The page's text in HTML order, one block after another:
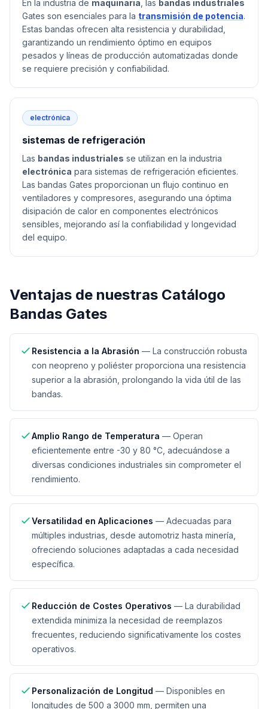
En la industria de maquinaria , las bandas industriales
Gates son esenciales para la transmisión de potencia.
Estas bandas ofrecen alta resistencia y durabilidad,
garantizando un rendimiento óptimo en equipos
pesados y líneas de producción automatizadas donde
se requiere precisión y confiabilidad.
electrónica
sistemas de refrigeración
Las bandas industriales se utilizan en la industria
electrónica para sistemas de refrigeración eficientes.
Las bandas Gates proporcionan un flujo continuo en
ventiladores y compresores, asegurando una óptima
disipación de calor en componentes electrónicos
sensibles, mejorando así la confiabilidad y longevidad
del equipo.
Ventajas de nuestras Catálogo
Bandas Gates
Resistencia a la Abrasión — La construcción robusta
con neopreno y poliéster proporciona una resistencia
superior a la abrasión, prolongando la vida útil de las
bandas.
Amplio Rango de Temperatura — Operan
eficientemente entre -30 y 80 °C, adecuándose a
diversas condiciones industriales sin comprometer el
rendimiento.
Versatilidad en Aplicaciones — Adecuadas para
múltiples industrias, desde automotriz hasta minería,
ofreciendo soluciones adaptadas a cada necesidad
específica.
Reducción de Costes Operativos — La durabilidad
extendida minimiza la necesidad de reemplazos
frecuentes, reduciendo significativamente los costes
operativos.
Personalización de Longitud — Disponibles en
longitudes de 500 a 3000 mm, permiten una